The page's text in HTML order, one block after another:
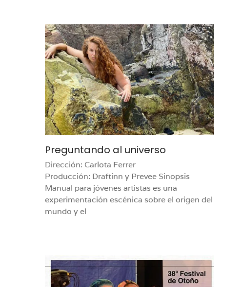
Preguntando al universo
Dirección: Carlota Ferrer
Producción: Draftinn y Prevee Sinopsis
Manual para jóvenes artistas es una
experimentación escénica sobre el origen del
mundo y el